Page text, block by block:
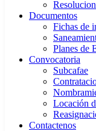
Documentos
Fichas de
Planes de
Convocatoria
Subcafae
Locación
Contactenos